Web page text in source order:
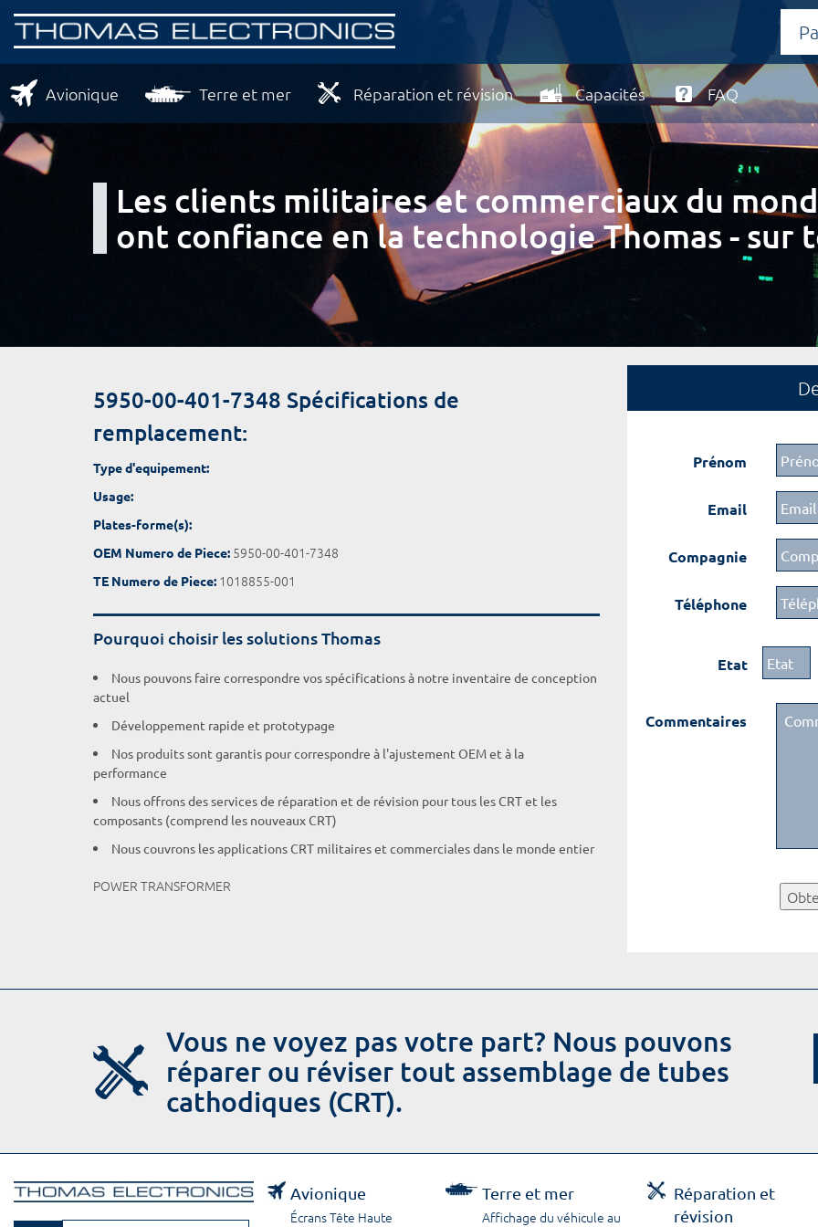
Avionique Terre et mer Réparation et révision Capacités FAQ
Les clients militaires et commerciaux du
ont confiance en la technologie Thomas - sur
5950-00-401-7348 Spécifications de
remplacement:
Type d'equipement:
Usage:
Plates-forme(s):
OEM Numero de Piece: 5950-00-401-7348
TE Numero de Piece: 1018855-001
Pourquoi choisir les solutions Thomas
Nous pouvons faire correspondre vos spécifications à notre inventaire de conception
actuel
Développement rapide et prototypage
Nos produits sont garantis pour correspondre à l'ajustement OEM et à la
performance
Nous offrons des services de réparation et de révision pour tous les CRT et les
composants (comprend les nouveaux CRT)
Nous couvrons les applications CRT militaires et commerciales dans le monde entier
POWER TRANSFORMER
Prénom
Email
Compagnie
Téléphone
Etat
Commentaires
Vous ne voyez pas votre part? Nous pouvons
réparer ou réviser tout assemblage de tubes
cathodiques (CRT).
Avionique
Écrans Tête Haute
Terre et mer
Affichage du véhicule au
Réparation et
révision